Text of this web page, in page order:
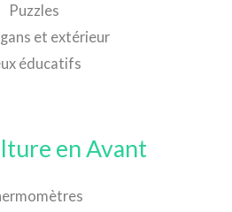
Puzzles
et extérieur
éducatifs
en Avant